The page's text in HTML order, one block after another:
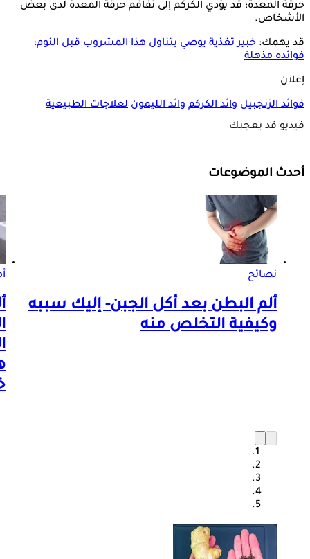
حرقة المعدة: قد يؤدي الكركم إلى تفاقم حرقة المعدة لدى بعض
الأشخاص.
قد يهمك: خبير تغذية يوصي بتناول هذا المشروب قبل النوم:
فوائده مذهلة
إعلان
فوائد الزنجبيل وائد الكركم وائد الليمون لعلاجات الطبيعية
فيديو قد يعجبك
أحدث الموضوعات
نصائح
ألم البطن بعد أكل الجبن- إليك سببه
وكيفية التخلص منه